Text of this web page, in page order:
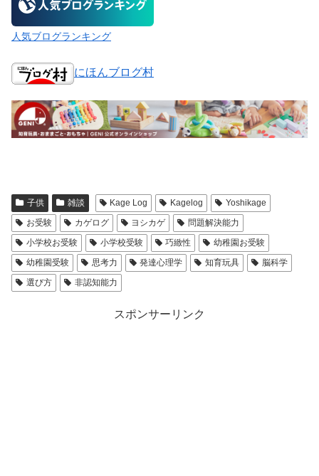
人気ブログランキング
にほんブログ村
子供 雑談 Kage Log Kagelog
Yoshikage
お受験
カゲログ ヨシカゲ
問題解決能力
小学校お受験
小学校受験 巧緻性
幼稚園お受験
幼稚園受験
思考力 発達心理学 知育玩具
脳科学
選び方
非認知能力
スポンサーリンク